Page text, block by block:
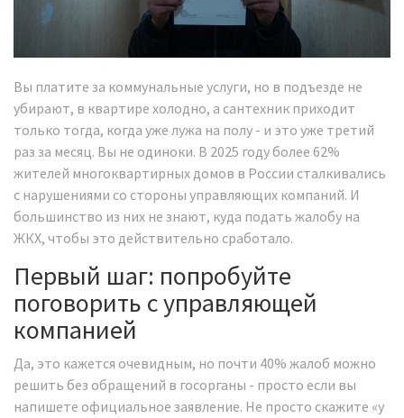
Вы платите за коммунальные услуги, но в подъезде не
убирают, в квартире холодно, а сантехник приходит
только тогда, когда уже лужа на полу - и это уже третий
раз за месяц. Вы не одиноки. В 2025 году более 62%
жителей многоквартирных домов в России сталкивались
с нарушениями со стороны управляющих компаний. И
большинство из них не знают, куда подать жалобу на
ЖКХ, чтобы это действительно сработало.
Первый шаг: попробуйте
поговорить с управляющей
компанией
Да, это кажется очевидным, но почти 40% жалоб можно
решить без обращений в госорганы - просто если вы
напишете официальное заявление. Не просто скажите «у